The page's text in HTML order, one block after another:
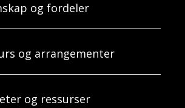
og fordeler
og arrangementer
og ressurser